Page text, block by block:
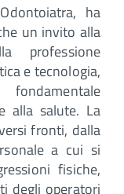
ha
un invito alla
professione
e tecnologia,
alla salute. La
fronti, dalla
a cui si
fisiche,
degli operatori